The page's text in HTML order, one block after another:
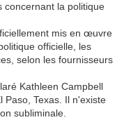
concernant la politique
mis en œuvre
officielle, les
selon les fournisseurs
Kathleen Campbell
Paso, Texas. Il n'existe
subliminale.